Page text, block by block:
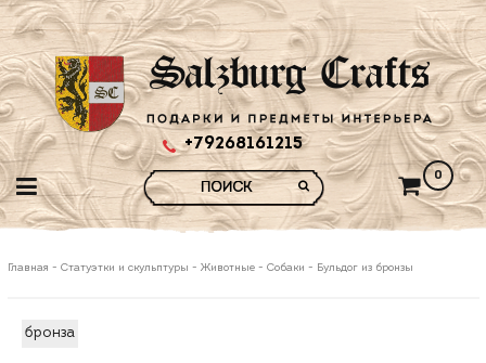
+79268161215
0
Главная - Статуэтки и скульптуры - Животные - Собаки - Бульдог из бронзы
бронза